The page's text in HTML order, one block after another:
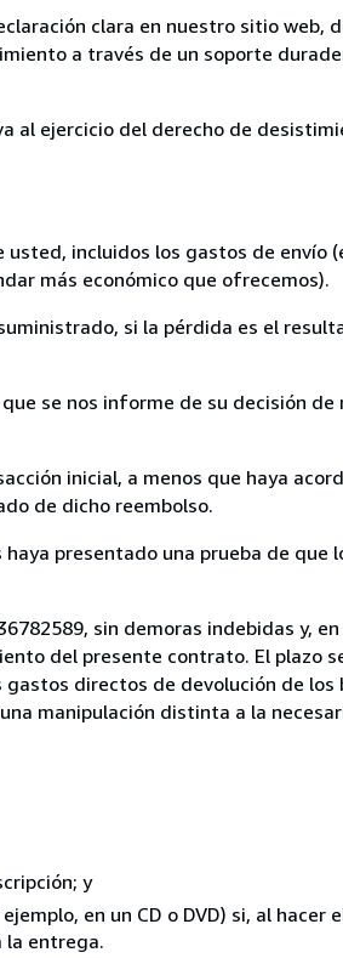
clara en nuestro sitio web,
a través de un soporte
al ejercicio del derecho de
incluidos los gastos de envío
más económico que ofrecemos).
si la pérdida es el
se nos informe de su decisión de
inicial, a menos que haya
de dicho reembolso.
presentado una prueba de que
sin demoras indebidas y,
del presente contrato. El plazo
directos de devolución de los
manipulación distinta a la
y
en un CD o DVD) si, al hacer
la entrega.